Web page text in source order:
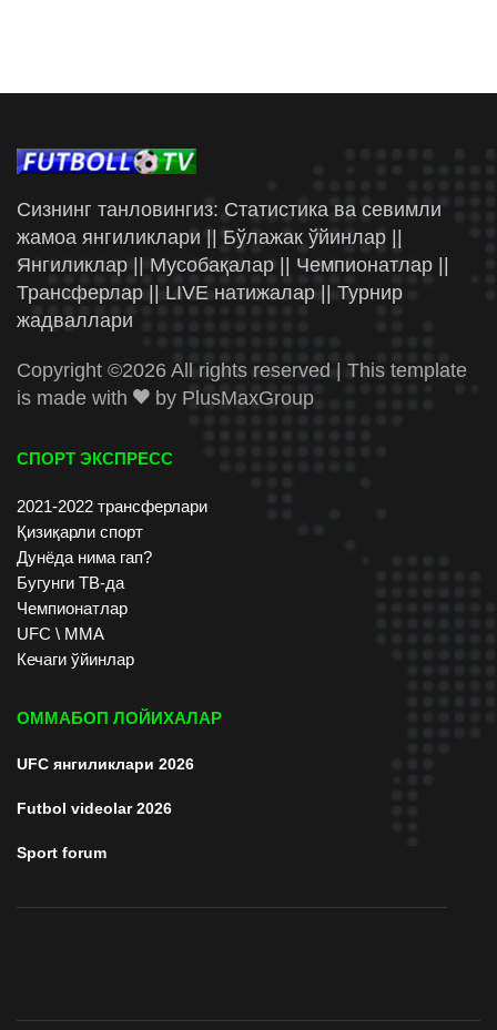
Сизнинг танловингиз: Статистика ва севимли
жамоа янгиликлари || Бўлажак ўйинлар ||
Янгиликлар || Мусобақалар || Чемпионатлар ||
Трансферлар || LIVE натижалар || Турнир
жадваллари
Copyright ©2026 All rights reserved | This template
is made with
by PlusMaxGroup
СПОРТ ЭКСПРЕСС
2021-2022 трансферлари
Қизиқарли спорт
Дунёда нима гап?
Бугунги ТВ-да
Чемпионатлар
UFC \ ММА
Кечаги ўйинлар
ОММАБОП ЛОЙИХАЛАР
UFC янгиликлари 2026
Futbol videolar 2026
Sport forum